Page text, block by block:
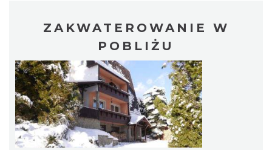
ZAKWATEROWANIE W
POBLIŻU